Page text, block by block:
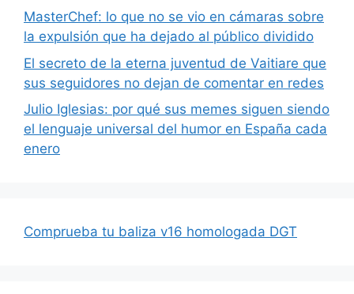
MasterChef: lo que no se vio en cámaras sobre
la expulsión que ha dejado al público dividido
El secreto de la eterna juventud de Vaitiare que
sus seguidores no dejan de comentar en redes
Julio Iglesias: por qué sus memes siguen siendo
el lenguaje universal del humor en España cada
enero
Comprueba tu baliza v16 homologada DGT